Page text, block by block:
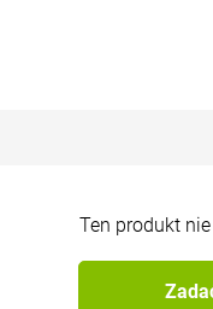
Ten produkt